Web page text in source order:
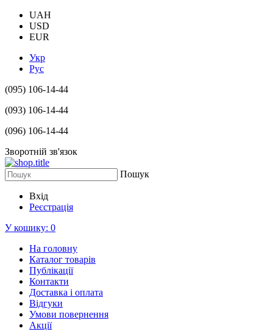
UAH
USD
EUR
Укр
Рус
(095) 106-14-44
(093) 106-14-44
(096) 106-14-44
Зворотній зв'язок
Пошук
Вхід
Реєстрація
У кошику: 0
На головну
Каталог товарів
Публікації
Контакти
Доставка і оплата
Відгуки
Умови повернення
Акції